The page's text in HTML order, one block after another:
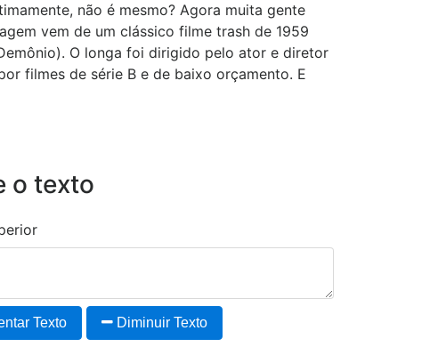
não é mesmo? Agora muita gente
vem de um clássico filme trash de 1959
O longa foi dirigido pelo ator e diretor
filmes de série B e de baixo orçamento. E
o texto
Texto Diminuir Texto